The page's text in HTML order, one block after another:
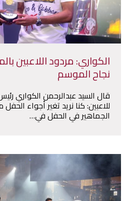
الكواري: مردود اللاعبين
نجاح الموسم
قال السيد عبدالرحمن الكواري
للاعبين: كنا نريد تغير أجواء
الجماهير في الحفل في…